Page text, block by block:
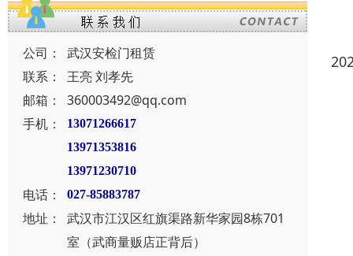
公司：
武汉安检门租赁
联系：
王亮 刘孝先
邮箱：
360003492@qq.com
手机：
13071266617
13971353816
13971230710
电话： 027-85883787
地址：
武汉市江汉区红旗渠路新华家园8栋701
室（武商量贩店正背后）